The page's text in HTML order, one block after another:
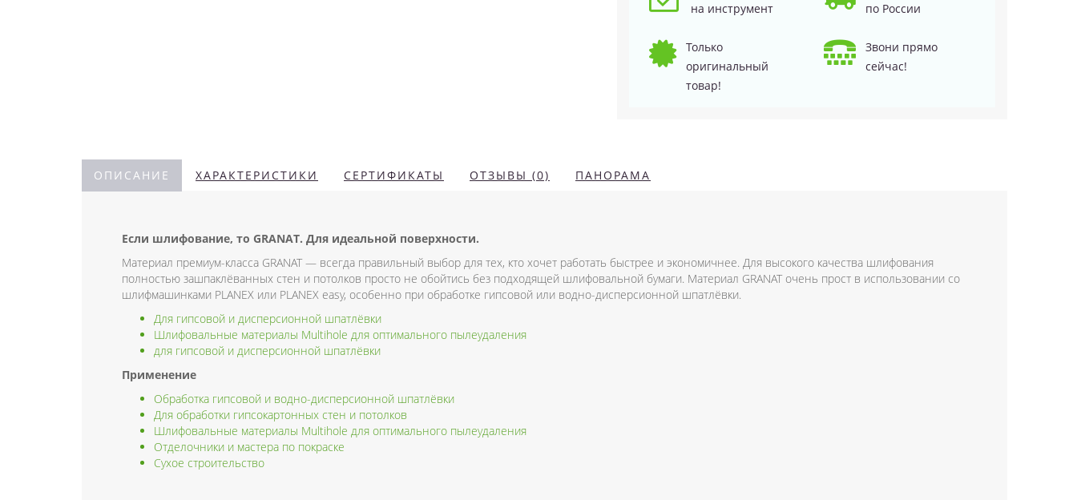
на инструмент
по России
Только
оригинальный
товар!
Звони прямо
сейчас!
ОПИСАНИЕ ХАРАКТЕРИСТИКИ СЕРТИФИКАТЫ ОТЗЫВЫ (0) ПАНОРАМА
Если шлифование, то GRANAT. Для идеальной поверхности.
Материал премиум-класса GRANAT — всегда правильный выбор для тех, кто хочет работать быстрее и экономичнее. Для высокого качества шлифования
полностью зашпаклёванных стен и потолков просто не обойтись без подходящей шлифовальной бумаги. Материал GRANAT очень прост в использовании со
шлифмашинками PLANEX или PLANEX easy, особенно при обработке гипсовой или водно-дисперсионной шпатлёвки.
Для гипсовой и дисперсионной шпатлёвки
Шлифовальные материалы Multihole для оптимального пылеудаления
для гипсовой и дисперсионной шпатлёвки
Применение
Обработка гипсовой и водно-дисперсионной шпатлёвки
Для обработки гипсокартонных стен и потолков
Шлифовальные материалы Multihole для оптимального пылеудаления
Отделочники и мастера по покраске
Сухое строительство